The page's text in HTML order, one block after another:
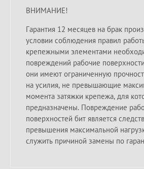
ВНИМАНИЕ!
Гарантия 12 месяцев на брак
условии соблюдения правил
крепежными элементами
повреждений рабочие
они имеют ограниченную
на усилия, не превышающие
момента затяжки крепежа, для
предназначены. Повреждение
поверхностей бит является
превышения максимальной
служить причиной замены по